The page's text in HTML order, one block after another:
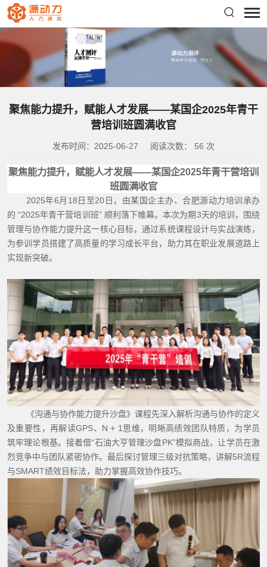
聚焦能力提升，赋能人才发展——某国企2025年青干
营培训班圆满收官
发布时间：2025-06-27 阅读次数： 56 次
聚焦能力提升，赋能人才发展——某国企2025年青干营培训
班圆满收官
2025年6月18日至20日，由某国企主办、合肥源动力培训承办
的 “2025年青干营培训班” 顺利落下帷幕。本次为期3天的培训，围绕
管理与协作能力提升这一核心目标，通过系统课程设计与实战演练，
为参训学员搭建了高质量的学习成长平台，助力其在职业发展道路上
实现新突破。
《沟通与协作能力提升沙盘》课程先深入解析沟通与协作的定义
及重要性，再解读GPS、N + 1思维，明晰高绩效团队特质，为学员
筑牢理论根基。接着借“石油大亨管理沙盘PK”模拟商战，让学员在激
烈竞争中与团队紧密协作。最后探讨管理三级对抗策略，讲解5R流程
与SMART绩效目标法，助力掌握高效协作技巧。